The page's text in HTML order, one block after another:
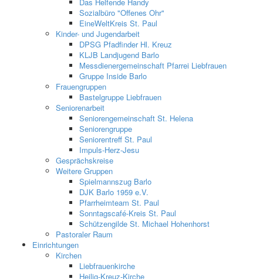
Sozialbüro "Offenes Ohr"
EineWeltKreis St. Paul
Kinder- und Jugendarbeit
DPSG Pfadfinder Hl. Kreuz
KLJB Landjugend Barlo
Messdienergemeinschaft Pfarrei Liebfrauen
Gruppe Inside Barlo
Frauengruppen
Bastelgruppe Liebfrauen
Seniorenarbeit
Seniorengemeinschaft St. Helena
Seniorengruppe
Seniorentreff St. Paul
Impuls-Herz-Jesu
Gesprächskreise
Weitere Gruppen
Spielmannszug Barlo
DJK Barlo 1959 e.V.
Pfarrheimteam St. Paul
Sonntagscafé-Kreis St. Paul
Schützengilde St. Michael Hohenhorst
Pastoraler Raum
Einrichtungen
Kirchen
Liebfrauenkirche
Heilig-Kreuz-Kirche